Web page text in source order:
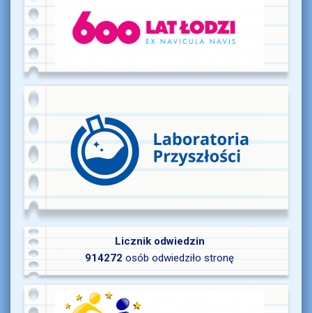
Licznik odwiedzin
914272 osób odwiedziło stronę